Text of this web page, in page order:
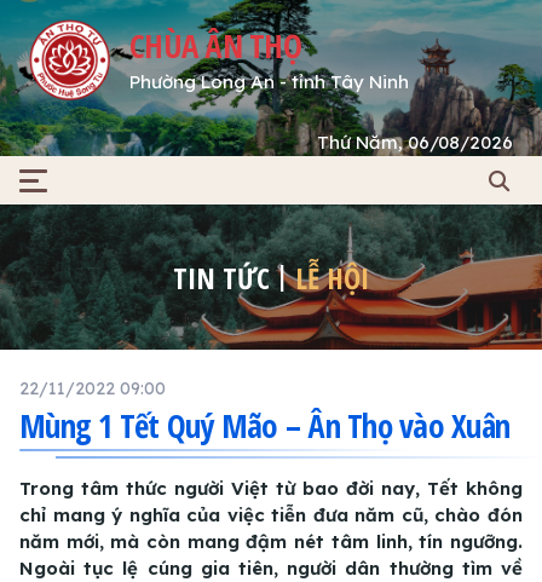
CHÙA ÂN THỌ
Phường Long An - tỉnh Tây Ninh
Thứ Năm, 06/08/2026
TIN TỨC LỄ HỘI
22/11/2022 09:00
Mùng 1 Tết Quý Mão – Ân Thọ vào Xuân
Trong tâm thức người Việt từ bao đời nay, Tết không
chỉ mang ý nghĩa của việc tiễn đưa năm cũ, chào đón
năm mới, mà còn mang đậm nét tâm linh, tín ngưỡng.
Ngoài tục lệ cúng gia tiên, người dân thường tìm về